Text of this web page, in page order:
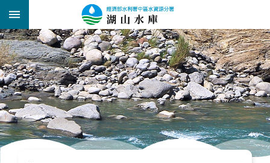
跳到主要內容區塊
::: _